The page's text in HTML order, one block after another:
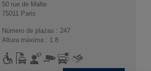
50 rue de Malte
75011 Paris
Número de plazas : 247
Altura máxima : 1.8